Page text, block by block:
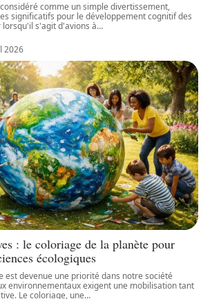
comme un simple divertissement,
significatifs pour le développement cognitif des
s'agit d'avions à…
2026
: le coloriage de la planète pour
écologiques
est devenue une priorité dans notre société
environnementaux exigent une mobilisation tant
Le coloriage, une…